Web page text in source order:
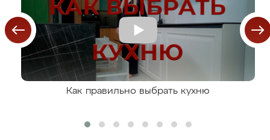
Как правильно выбрать кухню